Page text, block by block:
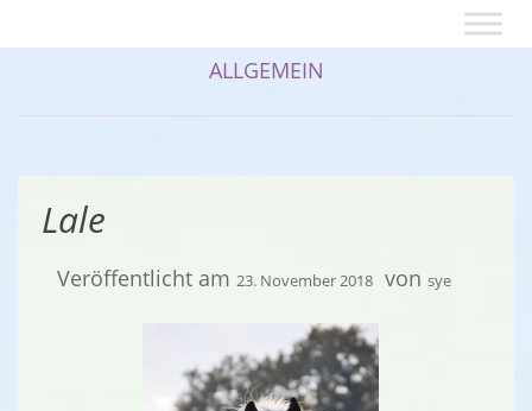
ALLGEMEIN
Lale
Veröffentlicht am 23. November 2018 von sye